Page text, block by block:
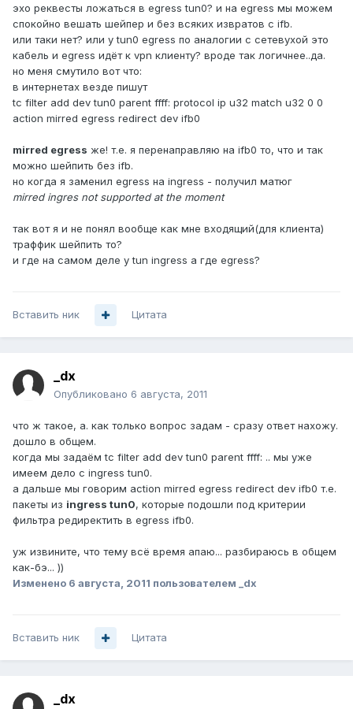
эхо реквесты ложаться в egress tun0? и на egress мы можем
спокойно вешать шейпер и без всяких извратов с ifb.
или таки нет? или у tun0 egress по аналогии с сетевухой это
кабель и egress идёт к vpn клиенту? вроде так логичнее..да.
но меня смутило вот что:
в интернетах везде пишут
tc filter add dev tun0 parent ffff: protocol ip u32 match u32 0 0
action mirred egress redirect dev ifb0
mirred egress же! т.е. я перенаправляю на ifb0 то, что и так
можно шейпить без ifb.
но когда я заменил egress на ingress - получил матюг
mirred ingres not supported at the moment
так вот я и не понял вообще как мне входящий(для клиента)
траффик шейпить то?
и где на самом деле у tun ingress а где egress?
Вставить ник Цитата
_dx
Опубликовано 6 августа, 2011
что ж такое, а. как только вопрос задам - сразу ответ нахожу.
дошло в общем.
когда мы задаём tc filter add dev tun0 parent ffff: .. мы уже
имеем дело с ingress tun0.
а дальше мы говорим action mirred egress redirect dev ifb0 т.е.
пакеты из ingress tun0, которые подошли под критерии
фильтра редиректить в egress ifb0.
уж извините, что тему всё время апаю... разбираюсь в общем
как-бэ... ))
Изменено 6 августа, 2011 пользователем _dx
Вставить ник Цитата
_dx